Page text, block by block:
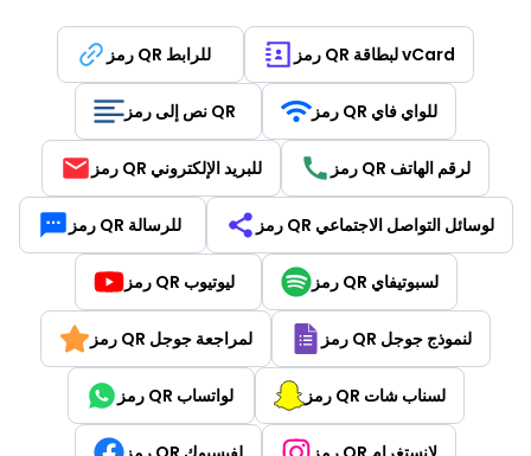
رمز QR للرابط رمز QR لبطاقة vCard
نص إلى رمز QR رمز QR للواي فاي
رمز QR للبريد الإلكتروني رمز QR لرقم الهاتف
رمز QR للرسالة رمز QR لوسائل التواصل الاجتماعي
رمز QR ليوتيوب رمز QR لسبوتيفاي
رمز QR لمراجعة جوجل رمز QR لنموذج جوجل
رمز QR لواتساب رمز QR لسناب شات